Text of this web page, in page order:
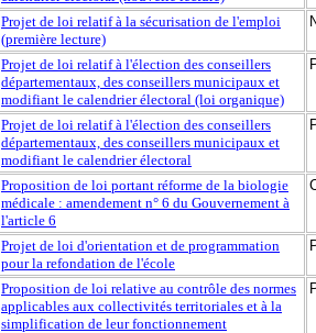
Projet de loi relatif à la sécurisation de l'emploi
(première lecture)
Projet de loi relatif à l'élection des conseillers
départementaux, des conseillers municipaux et
modifiant le calendrier électoral (loi organique)
Projet de loi relatif à l'élection des conseillers
départementaux, des conseillers municipaux et
modifiant le calendrier électoral
Proposition de loi portant réforme de la biologie
médicale : amendement n° 6 du Gouvernement à
l'article 6
Projet de loi d'orientation et de programmation
pour la refondation de l'école
Proposition de loi relative au contrôle des normes
applicables aux collectivités territoriales et à la
simplification de leur fonctionnement